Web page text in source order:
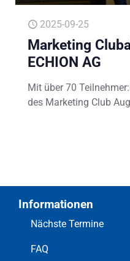
2025-09-25
Marketing
ECHION AG
Mit über 70
des Marketing Club
Informationen
Nächste Termine
FAQ